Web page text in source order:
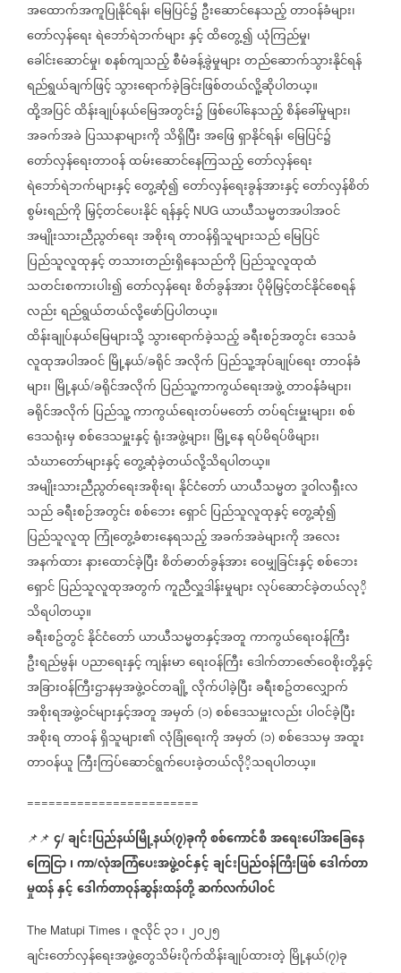
အထောက်အကူပြုနိုင်ရန်၊မြေပြင်၌ ဦးဆောင်နေသည့်တာဝန်ခံများ၊
တော်လှန်ရေးရဲဘော်ရဲဘက်များနှင့်ထိတွေ့၍ယုံကြည်မှု၊
ခေါင်းဆောင်မှု၊စနစ်ကျသည့်စီမံခန့်ခွဲမှုများတည်ဆောက်သွားနိုင်ရန်
ရည်ရွယ်ချက်ဖြင့်သွားရောက်ခဲ့ခြင်းဖြစ်တယ်လိူ့ဆိုပါတယ္။
ထို့အပြင်ထိန်းချုပ်နယ်မြေအတွင်း၌ ဖြစ်ပေါ်နေသည့်စိန်ခေါ်မှုများ၊
အခက်အခဲ ပြဿနာများကို သိရှိပြီးအဖြေရှာနိုင်ရန်၊မြေပြင်၌
တော်လှန်ရေးတာဝန်ထမ်းဆောင်နေကြသည့်တော်လှန်ရေး
ရဲဘော်ရဲဘက်များနှင့်တွေ့ဆုံ၍တော်လှန်ရေးခွန်အားနှင့်တော်လှန်စိတ်
စွမ်းရည်ကို မြှင့်တင်ပေးနိုင်ရန်နှင့် NUG ယာယီသမ္မတအပါအဝင်
အမျိုးသားညီညွတ်ရေးအစိုးရတာဝန်ရှိသူများသည်မြေပြင်
ပြည်သူလူထုနှင့်တသားတည်းရှိနေသည်ကို ပြည်သူလူထုထံ
သတင်းစကားပါး၍တော်လှန်ရေးစိတ်ခွန်အားပိုမိုမြှင့်တင်နိုင်စေရန်
လည်းရည်ရွယ်တယ်လို့ဖော်ပြပါတယ္။
ထိန်းချုပ်နယ်မြေများသို့သွားရောက်ခဲ့သည့်ခရီးစဉ်အတွင်းဒေသခံ
လူထုအပါအဝင်မြို့နယ်/ခရိုင်အလိုက် ပြည်သူ့အုပ်ချုပ်ရေးတာဝန်ခံ
များ၊ မြို့နယ်/ခရိုင်အလိုက် ပြည်သူ့ကာကွယ်ရေးအဖွဲ့တာဝန်ခံများ၊
ခရိုင်အလိုက် ပြည်သူ့ကာကွယ်ရေးတပ်မတော်တပ်ရင်းမှူးများ၊စစ်
ဒေသရုံးမှစစ်ဒေသမှူးနှင့်ရုံးအဖွဲ့များ၊ မြို့နေရပ်မိရပ်ဖိများ၊
သံဃာတော်များနှင့်တွေ့ဆုံခဲ့တယ်လို့သိရပါတယ္။
အမျိုးသားညီညွတ်ရေးအစိုးရ၊နိုင်ငံတော်ယာယီသမ္မတဒူဝါလရှီးလ
သည်ခရီးစဉ်အတွင်းစစ်ဘေးရှောင်ပြည်သူလူထုနှင့်တွေ့ဆုံ၍
ပြည်သူလူထု ကြုံတွေ့ခံစားနေရသည့်အခက်အခဲများကိုအလေး
အနက်ထားနားထောင်ခဲ့ပြီးစိတ်ဓာတ်ခွန်အားဝေမျှခြင်းနှင့်စစ်ဘေး
ရှောင်ပြည်သူလူထုအတွက်ကူညီလှူဒါန်းမှုများလုပ်ဆောင်ခဲ့တယ်လုိ့
သိရပါတယ္။
ခရီးစဥ်တွင်နိုင်ငံတော်ယာယီသမ္မတနှင့်အတူကာကွယ်ရေးဝန်ကြီး
ဦးရည်မွန်၊ပညာရေးနှင့်ကျန်းမာရေးဝန်ကြီးဒေါက်တာဇော်ဝေစိုးတို့နှင့်
အခြားဝန်ကြီးဌာနမှအဖွဲ့ဝင်တချို့လိုက်ပါခဲ့ပြီးခရီးစဥ်တလျှောက်
အစိုးရအဖွဲ့ဝင်များနှင့်အတူအမှတ် (၁) စစ်ဒေသမှူးလည်းပါဝင်ခဲ့ပြီး
အစိုးရတာဝန်ရှိသူများ၏လုံခြုံရေးကိုအမှတ် (၁) စစ်ဒေသမှအထူး
တာဝန်ယူ ကြီးကြပ်ဆောင်ရွက်ပေးခဲ့တယ်လိုိ့သရပါတယ္။
========================
📌📌 ၄/ ချင်းပြည်နယ်မြို့နယ်(၇)ခုကိုစစ်ကောင်စီအရေးပေါ်အခြေနေ
ကြေငြာ၊ကာ/လုံအကြံပေးအဖွဲ့ဝင်နှင့်ချင်းပြည်ဝန်ကြီးဖြစ်ဒေါက်တာ
မှုထန်နှင့်ဒေါက်တာဝုန်ဆွန်းထန်တို့ဆက်လက်ပါဝင်
The Matupi Times ၊ဇူလိုင်၃၁၊၂၀၂၅
ချင်းတော်လှန်ရေးအဖွဲ့တွေသိမ်းပိုက်ထိန်းချုပ်ထားတဲ့ မြို့နယ်(၇)ခု